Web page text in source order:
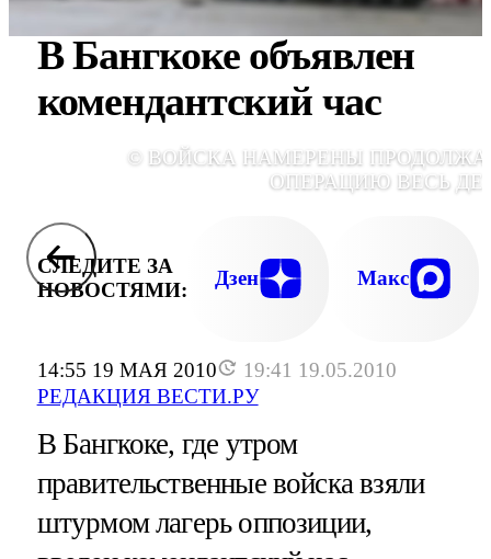
14:55 19 МАЯ 2010
19:41 19.05.2010
РЕДАКЦИЯ ВЕСТИ.РУ
В Бангкоке объявлен
комендантский час
© ВОЙСКА НАМЕРЕНЫ
ОПЕРАЦИЮ ВЕСЬ
СЛЕДИТЕ ЗА
НОВОСТЯМИ:
Дзен Макс
В Бангкоке, где утром
правительственные войска взяли
штурмом лагерь оппозиции,